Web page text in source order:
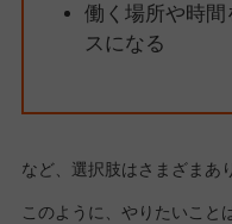
働く場所や時
スになる
など、選択肢はさまざまあ
このように、やりたいこと